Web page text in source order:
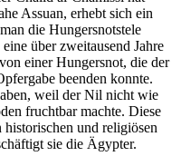
Assuan, erhebt sich ein
die Hungersnotstele
über zweitausend Jahre
einer Hungersnot, die der
beenden konnte.
weil der Nil nicht wie
fruchtbar machte. Diese
historischen und religiösen
sie die Ägypter.